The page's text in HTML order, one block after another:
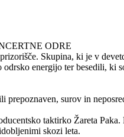
ODRE
Skupina, ki je v
energijo ter besedili, ki
surov in
taktirko Žareta
skozi leta.